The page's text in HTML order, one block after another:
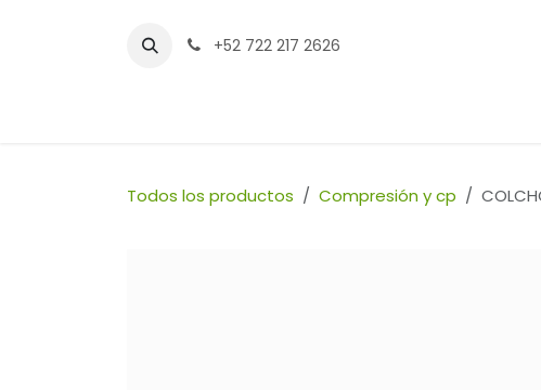
+52 722 217 2626
Todos los productos Compresión y cp